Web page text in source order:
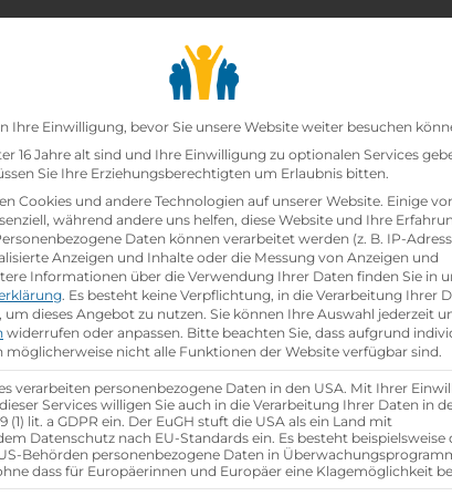
Lehrbetriebesearch
w/d) beiRogner Bad Blumauist schonbesetzt.
Datenschutz-
Ihre Einwilligung, bevor Sie unsere Website weiter besuchen
16 Jahre alt sind und Ihre Einwilligung zu optionalen Services
Sie Ihre Erziehungsberechtigten um Erlaubnis bitten.
Cookies und andere Technologien auf unserer Website. Einige
während andere uns helfen, diese Website und Ihre
Daten können verarbeitet werden (z. B. IP-
Anzeigen und Inhalte oder die Messung von Anzeigen und
Informationen über die Verwendung Ihrer Daten finden Sie in
. Es besteht keine Verpflichtung, in die Verarbeitung Ihrer
um dieses Angebot zu nutzen. Sie können Ihre Auswahl jederzeit
widerrufen oder anpassen. Bitte beachten Sie, dass aufgrund
möglicherweise nicht alle Funktionen der Website verfügbar sind.
verarbeiten personenbezogene Daten in den USA. Mit Ihrer
Services willigen Sie auch in die Verarbeitung Ihrer Daten in
(1) lit. a GDPR ein. Der EuGH stuft die USA als ein Land mit
Datenschutz nach EU-Standards ein. Es besteht beispielsweise
Behörden personenbezogene Daten in
dass für Europäerinnen und Europäer eine Klagemöglichkeit